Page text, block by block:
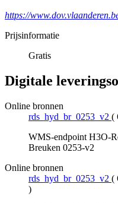
https://
Prijsinformatie
Gratis
Digitale
Online bronnen
rds_hyd_br_0253_v2 (
WMS-endpoint H3O-
Breuken 0253-v2
Online bronnen
rds_hyd_br_0253_v2 (
)